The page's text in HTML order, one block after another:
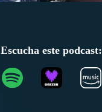
Escucha este podcast: